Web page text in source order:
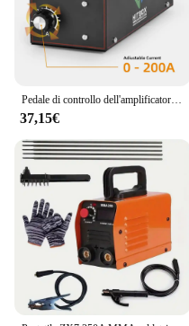
37,15€